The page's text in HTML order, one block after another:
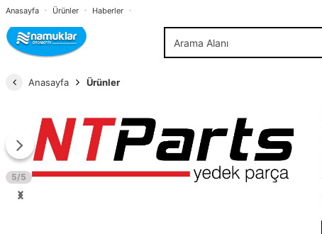
Anasayfa Ürünler Haberler
Anasayfa Ürünler
5/5